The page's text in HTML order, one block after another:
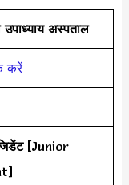
उपाध्याय अस्पताल
करें
[Junior